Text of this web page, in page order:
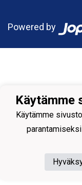
Powered by
Käytämme
Käytämme